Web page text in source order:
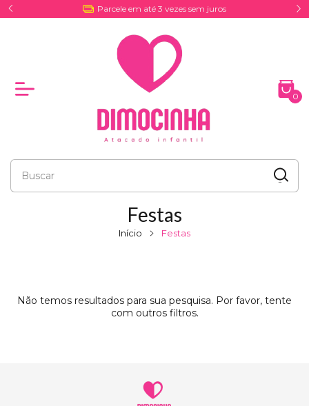
Parcele em até 3 vezes sem juros
0
Festas
Início Festas
Não temos resultados para sua pesquisa. Por favor, tente
com outros filtros.